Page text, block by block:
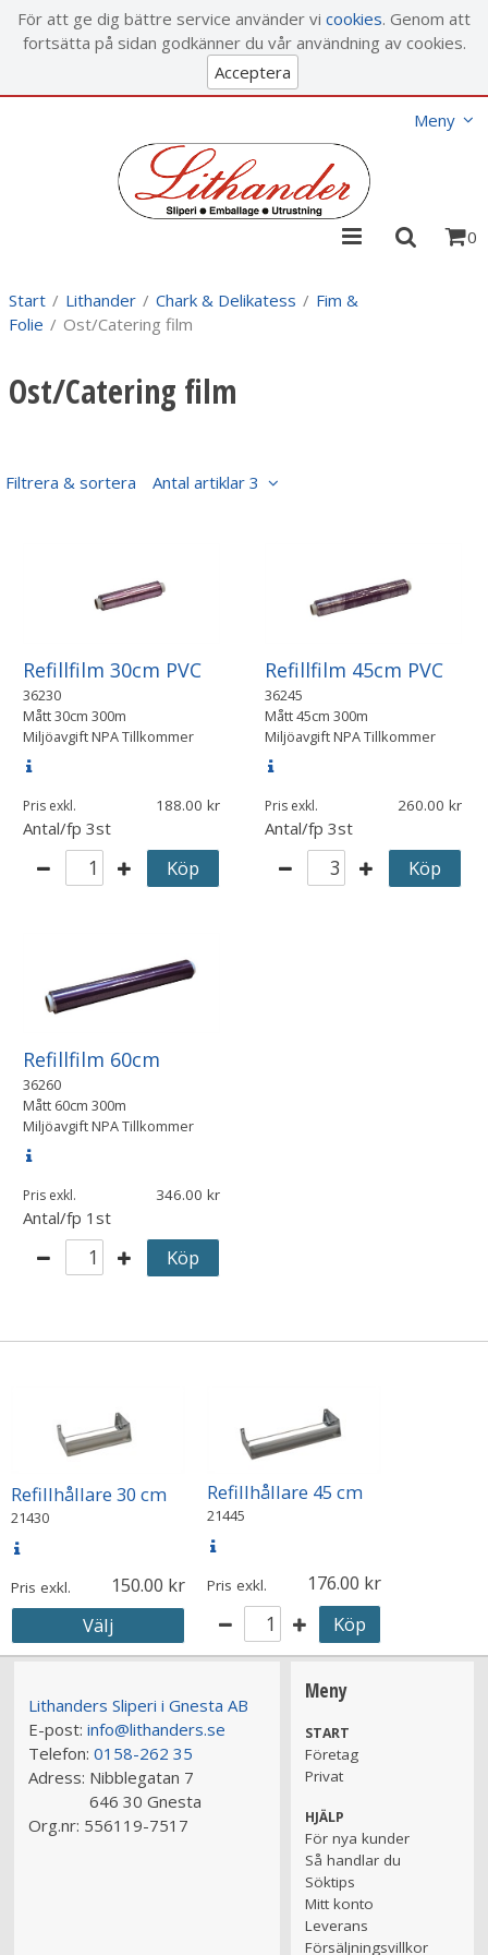
För att ge dig bättre service använder vi cookies. Genom att
fortsätta på sidan godkänner du vår användning av cookies.
Acceptera
Meny
0
Start / Lithander / Chark & Delikatess / Fim &
Folie / Ost/Catering film
Ost/Catering film
Filtrera & sortera Antal artiklar 3
Refillfilm 30cm PVC
36230
Mått30cm 300m
Miljöavgift NPA Tillkommer
Pris exkl. 188.00
Antal/fp 3st
Köp
Refillfilm 45cm PVC
36245
Mått45cm 300m
Miljöavgift NPA Tillkommer
Pris exkl. 260.00
Antal/fp 3st
Köp
Refillfilm 60cm
36260
Mått 60cm 300m
Miljöavgift NPA Tillkommer
Pris exkl. 346.00
Antal/fp 1st
Köp
Refillhållare 30 cm
21430
Pris exkl.
150.00
Välj
Refillhållare 45 cm
21445
Pris exkl.
176.00
Köp
Lithanders Sliperi i Gnesta AB
E-post: info@lithanders.se
Telefon: 0158-262 35
Adress: Nibblegatan 7
646 30 Gnesta
Org.nr: 556119-7517
Meny
START
Företag
Privat
HJÄLP
För nya kunder
Så handlar du
Söktips
Mitt konto
Leverans
Försäljningsvillkor
Visa varukorgen Till kassan